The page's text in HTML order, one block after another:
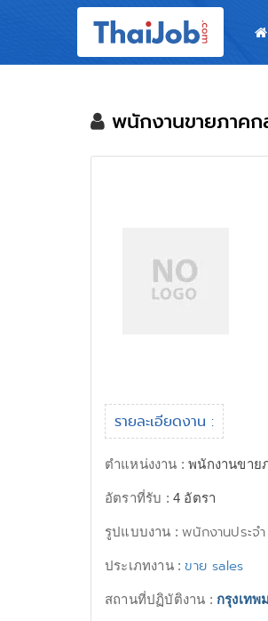
ผู้สมัครงาน: เข้าสู่ระบบ
พนักงานขายภาคก
รายละเอียดงาน :
ตำแหน่งงาน :พนักงานขาย
อัตราที่รับ : 4 อัตรา
รูปแบบงาน :พนักงานประจำ
ประเภทงาน :ขาย sales
สถานที่ปฏิบัติงาน : กรุงเทพ